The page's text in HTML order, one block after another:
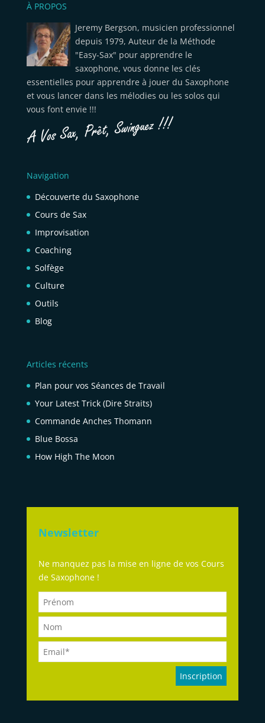
À PROPOS
Jeremy Bergson, musicien professionnel
depuis 1979, Auteur de la Méthode
"Easy-Sax" pour apprendre le
saxophone, vous donne les clés
essentielles pour apprendre à jouer du Saxophone
et vous lancer dans les mélodies ou les solos qui
vous font envie !!!
Navigation
Découverte du Saxophone
Cours de Sax
Improvisation
Coaching
Solfège
Culture
Outils
Blog
Articles récents
Plan pour vos Séances de Travail
Your Latest Trick (Dire Straits)
Commande Anches Thomann
Blue Bossa
How High The Moon
Newsletter
Ne manquez pas la mise en ligne de vos Cours
de Saxophone !